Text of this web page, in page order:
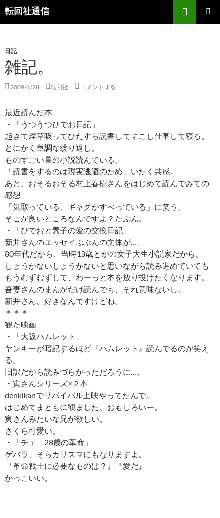
コ
ン
ツ
へ
ス
キ
プ
転回社通信
検
索
日記
雑記。
2009/1/28 転回社 コメントする
最近読んだ本
・「うつうつひでお日記」
起きて煙草吸ってひたすら読書してすこし仕事して寝る。
とにかく単調な繰り返し。
ものすごい量の小説読んでいる。
「読書をするのは現実逃避のため」いたく共感。
あと、おそるおそる村上春樹さんをはじめて読んでみての
感想
「気取っている、ギャグがすべっている」に笑う。
そこが良いところなんですよ？たぶん。
・「ひでおと素子の愛の交換日記」
新井さんのエッセイぶぶんの文体が…。
80年代だから、当時18歳とかの女子大生小説家だから、
しょうがないしょうがないと思いながら読み進めていても
もうむずむずして、わーっと本を放り投げたくなります。
吾妻さんのまんがだけ読んでも、それ意味ないし。
新井さん、好きなんですけどね。
＊＊＊
観た映画
・「大阪ハムレット」
ヤンキーが暗記するほど『ハムレット』読んでるのが笑え
る。
旧訳だから読みづらかっただろうに…。
・寅さんシリーズ×２本
denkikanでリバイバル上映やってたんで。
はじめてまともに観ました、おもしろいー。
寅さんみたいな兄が欲しい。
さくら可愛い。
・「チェ 28歳の革命」
ゲバラ、そらカリスマにもなりますよ。
『革命戦士に必要なものは？』『愛だ』
かっこいい。